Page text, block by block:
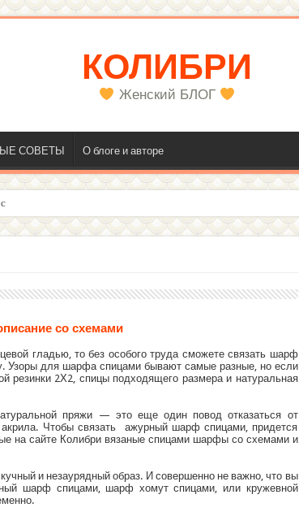
КОЛИБРИ
Женский БЛОГ
СОВЕТЫ О блоге и авторе
со схемами
гладью, то без особого труда сможете связать шарф
Узоры для шарфа спицами бывают самые разные, но если
резинки 2Х2, спицы подходящего размера и натуральная
пряжи — это еще один повод отказаться от
акрила. Чтобы связать ажурный шарф спицами, придется
на сайте Колибри вязаные спицами шарфы со схемами и
и незаурядный образ. И совершенно не важно, что вы
шарф спицами, шарф хомут спицами, или кружевной